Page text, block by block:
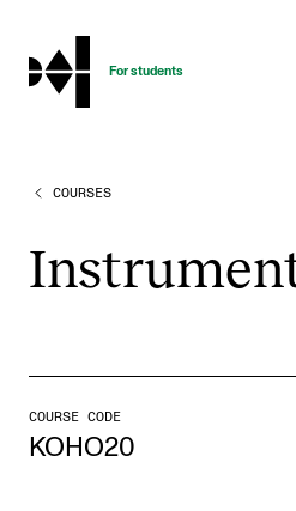
hjem
For students
PROGRAMMES AND
Programme Descriptions
Special Needs and Absence
Timetables and Course
Elective courses
COURSES
COURSE CODE
KOHO20